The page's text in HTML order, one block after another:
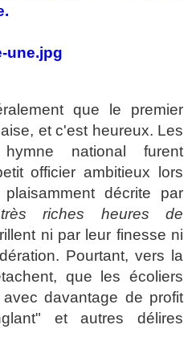
que le premier
et c'est heureux. Les
national furent
officier ambitieux lors
décrite par
riches heures de
ni par leur finesse ni
Pourtant, vers la
que les écoliers
davantage de profit
et autres délires